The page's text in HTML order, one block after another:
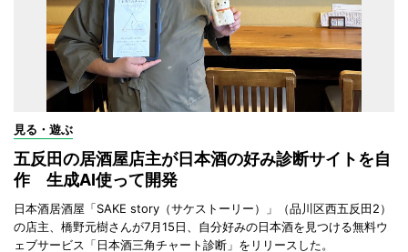
見る・遊ぶ
五反田の居酒屋店主が日本酒の好み診断サイトを自
作 生成AI使って開発
日本酒居酒屋「SAKE story（サケストーリー）」（品川区西五反田2）
の店主、橋野元樹さんが7月15日、自分好みの日本酒を見つける無料ウ
ェブサービス「日本酒三角チャート診断」をリリースした。